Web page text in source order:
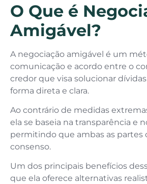
O Que é
Amigável?
A negociação amigável é um
comunicação e acordo entre o
credor que visa solucionar
forma direta e clara.
Ao contrário de medidas
ela se baseia na transparência e
permitindo que ambas as partes
consenso.
Um dos principais benefícios
que ela oferece alternativas